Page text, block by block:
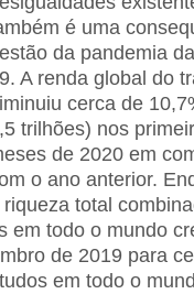
é uma
da pandemia
A renda global do
cerca de
trilhões) nos
de 2020 em
o ano anterior.
riqueza total
em todo o mundo
de 2019 para
em todo o